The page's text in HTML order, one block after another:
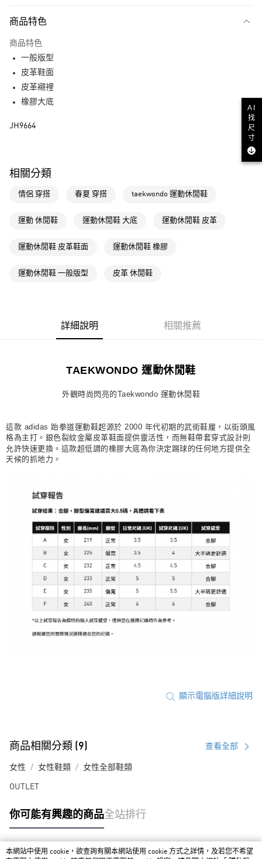
LINE Pay
運送方式
付款後全家取貨
每筆NT$80，滿NT$1,500(含以上)免運費
萊爾富取貨付款
每筆NT$80，滿NT$1,500(含以上)免運費
付款後7-11取貨
每筆NT$80，滿NT$1,500(含以上)免運費
商品特色
商品特色
一般版型
皮革鞋面
皮革襯裡
橡膠大底
JH9664
相關分類
情侶 穿搭 春夏 穿搭 taekwondo 運動休閒鞋
運動 休閒鞋 運動休閒鞋 大底 運動休閒鞋 皮革
運動休閒鞋 皮革鞋面 運動休閒鞋 橡膠
運動休閒鞋 一般版型 皮革 休閒鞋
詳細說明 相關推薦
TAEKWONDO 運動休閒鞋
外觀時尚閃亮的Taekwondo 運動休閒鞋
這款 adidas 跆拳道運動鞋起源於 2000 年代初期的武術鞋履，以街頭風
格為主打。銀色裂紋金屬皮革鞋面提供靈活性，而無鞋帶套穿式設計則
允許快速更換。這款超低調的橡膠大底為你決定踢球的任何地方提供全
天候的抓地力。
顯示電腦版詳細說明
商品相關分類 (9) 查看全部
女性 女性鞋類 女性全部鞋類
OUTLET
你可能有興趣的商品全站排行
本網站中使用 cookie，欲查詢有關本網站使用 cookie 方式之詳情，及若您不希望
AI
找
尺
寸